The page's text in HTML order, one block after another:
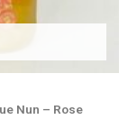
Nun – Rose